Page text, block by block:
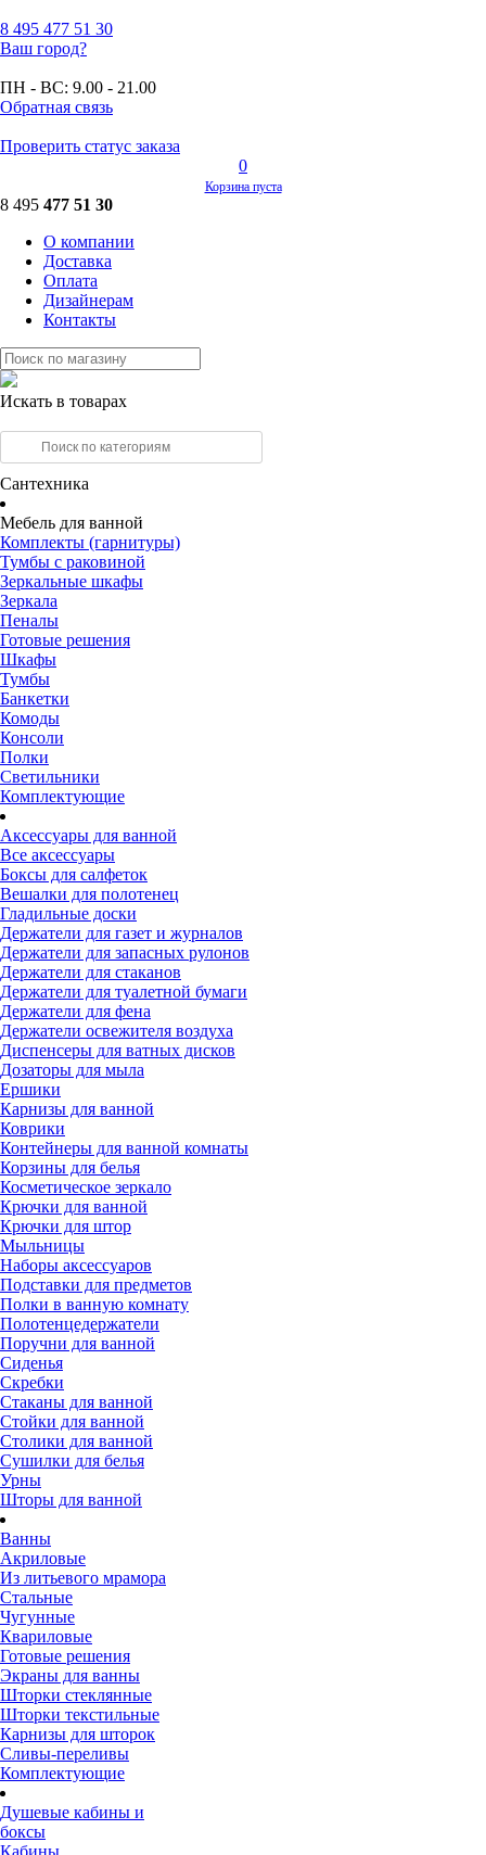
8 495 477 51 30
Ваш город?
ПН - ВС: 9.00 - 21.00
Обратная связь
Проверить статус заказа
0
Корзина пуста
8 495 477 51 30
О компании
Доставка
Оплата
Дизайнерам
Контакты
Искать в товарах
Сантехника
Мебель для ванной
Комплекты (гарнитуры)
Тумбы с раковиной
Зеркальные шкафы
Зеркала
Пеналы
Готовые решения
Шкафы
Тумбы
Банкетки
Комоды
Консоли
Полки
Светильники
Комплектующие
Аксессуары для ванной
Все аксессуары
Боксы для салфеток
Вешалки для полотенец
Гладильные доски
Держатели для газет и журналов
Держатели для запасных рулонов
Держатели для стаканов
Держатели для туалетной бумаги
Держатели для фена
Держатели освежителя воздуха
Диспенсеры для ватных дисков
Дозаторы для мыла
Ершики
Карнизы для ванной
Коврики
Контейнеры для ванной комнаты
Корзины для белья
Косметическое зеркало
Крючки для ванной
Крючки для штор
Мыльницы
Наборы аксессуаров
Подставки для предметов
Полки в ванную комнату
Полотенцедержатели
Поручни для ванной
Сиденья
Скребки
Стаканы для ванной
Стойки для ванной
Столики для ванной
Сушилки для белья
Урны
Шторы для ванной
Ванны
Акриловые
Из литьевого мрамора
Стальные
Чугунные
Квариловые
Готовые решения
Экраны для ванны
Шторки стеклянные
Шторки текстильные
Карнизы для шторок
Сливы-переливы
Комплектующие
Душевые кабины и
боксы
Кабины